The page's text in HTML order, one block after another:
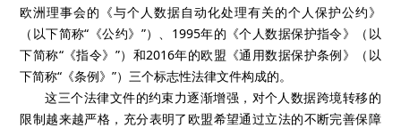
欧洲理事会的《与个人数据自动化处理有关的个人保护公约》
（以下简称“《公约》”）、1995年的《个人数据保护指令》（以
下简称“《指令》”）和2016年的欧盟《通用数据保护条例》（以
下简称“《条例》”）三个标志性法律文件构成的。
这三个法律文件的约束力逐渐增强，对个人数据跨境转移的
限制越来越严格，充分表明了欧盟希望通过立法的不断完善保障